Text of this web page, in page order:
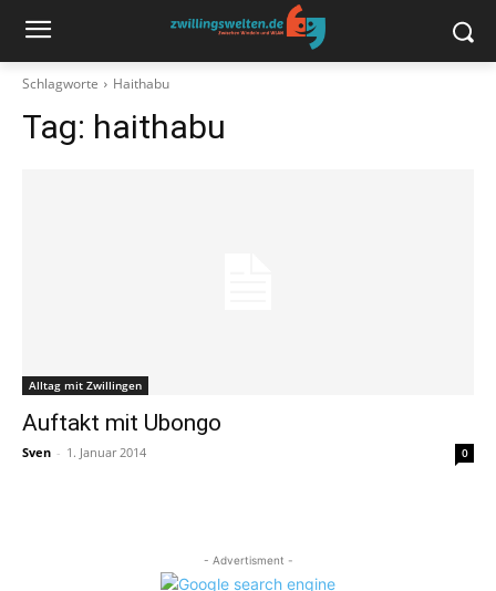
Schlagworte Haithabu
Tag: haithabu
Alltag mit Zwillingen
Auftakt mit Ubongo
Sven - 1. Januar 2014 0
- Advertisment -